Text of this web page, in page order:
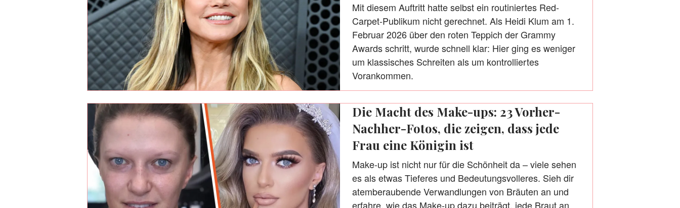
Mit diesem Auftritt hatte selbst ein routiniertes Red-
Carpet-Publikum nicht gerechnet. Als Heidi Klum am 1.
Februar 2026 über den roten Teppich der Grammy
Awards schritt, wurde schnell klar: Hier ging es weniger
um klassisches Schreiten als um kontrolliertes
Vorankommen.
Die Macht des Make-ups: 23 Vorher-
Nachher-Fotos, die zeigen, dass jede
Frau eine Königin ist
Make-up ist nicht nur für die Schönheit da – viele sehen
es als etwas Tieferes und Bedeutungsvolleres. Sieh dir
atemberaubende Verwandlungen von Bräuten an und
erfahre, wie das Make-up dazu beiträgt, jede Braut an